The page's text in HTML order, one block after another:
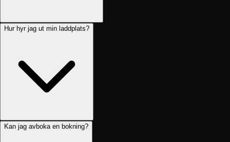
Hur hyr jag ut min laddplats?
Kan jag avboka en bokning?